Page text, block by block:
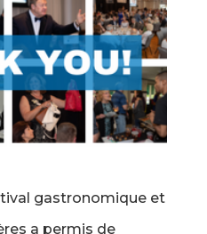
gastronomique et
a permis de